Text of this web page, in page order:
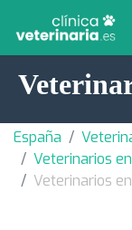
España
Veterinarios
Veterinarios